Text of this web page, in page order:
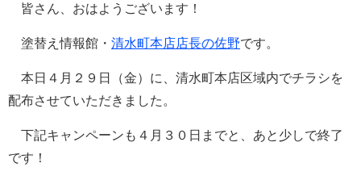
皆さん、おはようございます！
塗替え情報館・ 清水町本店店長の佐野です。
本日４月２９日（金）に、清水町本店区域内でチラシを
配布させていただきました。
下記キャンペーンも４月３０日までと、あと少しで終了
です！